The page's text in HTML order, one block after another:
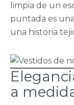
limpia de un
puntada es
una historia
a